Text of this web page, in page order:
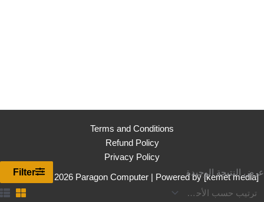
عرض النتيجة الوحيدة Filter
Terms and Conditions
Refund Policy
Privacy Policy
Copyright © 2026 Paragon Computer | Powered by [kemet media]